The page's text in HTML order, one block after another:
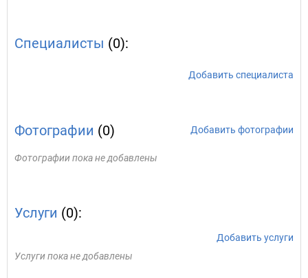
Специалисты (0):
Добавить специалиста
Фотографии (0) Добавить фотографии
Фотографии пока не добавлены
Услуги (0):
Добавить услуги
Услуги пока не добавлены